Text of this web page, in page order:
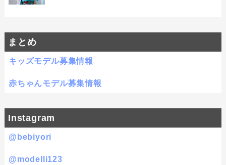
まとめ
キッズモデル募集情報
赤ちゃんモデル募集情報
Instagram
@bebiyori
@modelli123